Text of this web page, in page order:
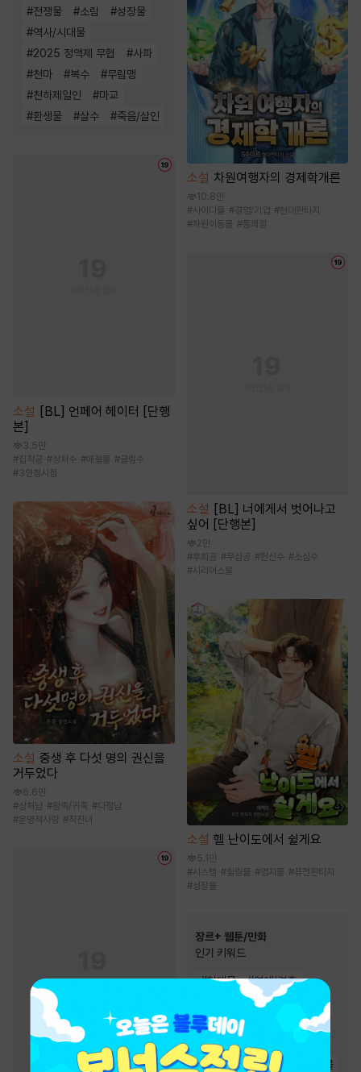
#전쟁물 #소림 #성장물
#역사/시대물
#2025 정액제 무협 #사파
#천마 #복수 #무림맹
#천하제일인 #마교
#환생물 #살수 #죽음/살인
소설 [BL] 언페어 헤이터 [단행
본]
3.5만
#집착공 #상처수 #애절물 #굴림수
#3인칭시점
소설 중생 후 다섯 명의 권신을
거두었다
6.6만
#상처남 #왕족/귀족 #다정남
#운명적사랑 #직진녀
소설 차원여행자의 경제학개론
10.8만
#사이다물 #경영/기업 #현대판타지
#차원이동물 #통쾌함
소설 [BL] 너에게서 벗어나고
싶어 [단행본]
2만
#후회공 #무심공 #헌신수 #소심수
#시리어스물
소설 헬 난이도에서 쉴게요
5.1만
#시스템 #힐링물 #영지물 #퓨전판타지
#성장물
장르+ 웹툰/만화
인기 키워드
#현대물 #연애/결혼
#친구
#이세계물
인외존재
#복수 #
#우정 #동물 #역사/시대물